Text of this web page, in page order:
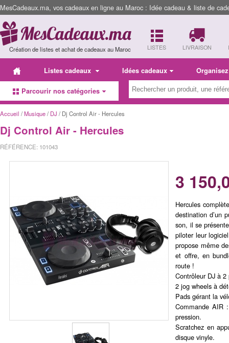
MesCadeaux.ma, vos cadeaux en ligne au Maroc : Idée cadeau & liste de
Création de listes et achat de cadeaux au Maroc LISTES LIVRAISON
Listes cadeaux Idées cadeaux
Parcourir nos catégories
Accueil /Musique/ DJ / Dj Control Air - Hercules
Dj Control Air - Hercules
RÉFÉRENCE: 101043
3
Hercules
destination d’un
son, il se
piloter leur
propose même
et offre, en
route !
Contrôleur DJ à
2 jog wheels à
Pads gérant la
Commande AIR
pression.
Scratchez en
disque vinyle.